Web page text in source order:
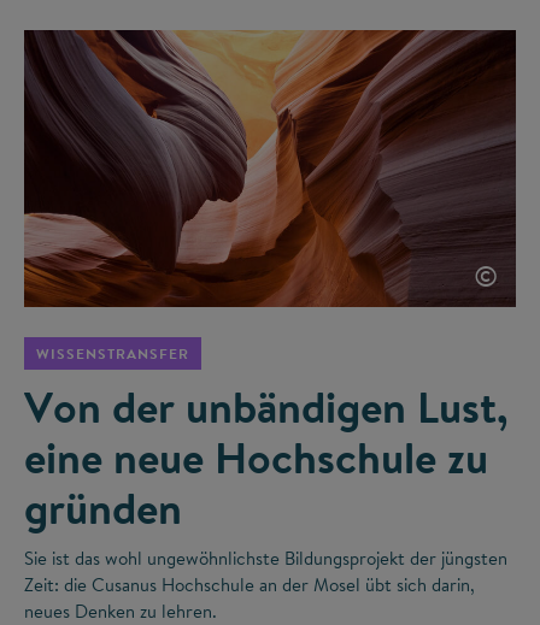
©
WISSENSTRANSFER
Von der unbändigen Lust,
eine neue Hochschule zu
gründen
Sie ist das wohl ungewöhnlichste Bildungsprojekt der jüngsten
Zeit: die Cusanus Hochschule an der Mosel übt sich darin,
neues Denken zu lehren.